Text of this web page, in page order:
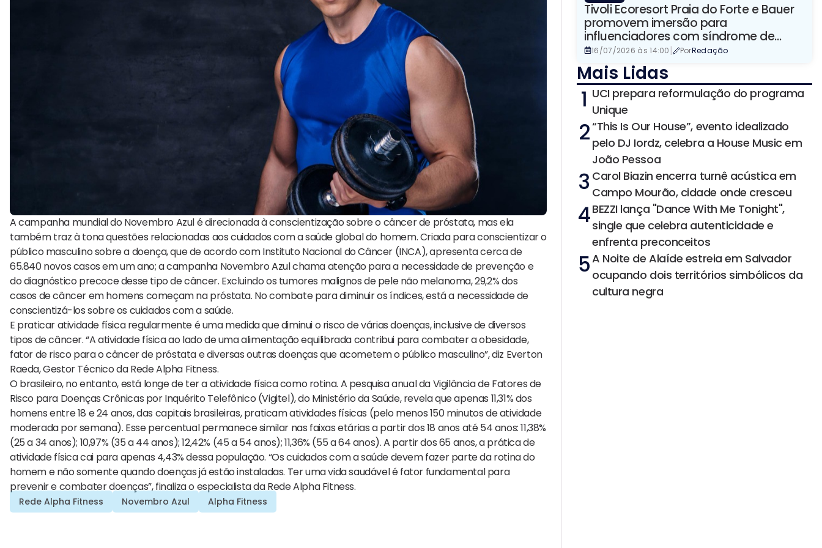
A campanha mundial do Novembro Azul é direcionada à conscientização sobre o câncer de próstata, mas ela
também traz à tona questões relacionadas aos cuidados com a saúde global do homem. Criada para conscientizar o
público masculino sobre a doença, que de acordo com Instituto Nacional do Câncer (INCA), apresenta cerca de
65.840 novos casos em um ano; a campanha Novembro Azul chama atenção para a necessidade de prevenção e
do diagnóstico precoce desse tipo de câncer. Excluindo os tumores malignos de pele não melanoma, 29,2% dos
casos de câncer em homens começam na próstata. No combate para diminuir os índices, está a necessidade de
conscientizá-los sobre os cuidados com a saúde.
E praticar atividade física regularmente é uma medida que diminui o risco de várias doenças, inclusive de diversos
tipos de câncer. “A atividade física ao lado de uma alimentação equilibrada contribui para combater a obesidade,
fator de risco para o câncer de próstata e diversas outras doenças que acometem o público masculino”, diz Everton
Raeda, Gestor Técnico da Rede Alpha Fitness.
O brasileiro, no entanto, está longe de ter a atividade física como rotina. A pesquisa anual da Vigilância de Fatores de
Risco para Doenças Crônicas por Inquérito Telefônico (Vigitel), do Ministério da Saúde, revela que apenas 11,31% dos
homens entre 18 e 24 anos, das capitais brasileiras, praticam atividades físicas (pelo menos 150 minutos de atividade
moderada por semana). Esse percentual permanece similar nas faixas etárias a partir dos 18 anos até 54 anos: 11,38%
(25 a 34 anos); 10,97% (35 a 44 anos); 12,42% (45 a 54 anos); 11,36% (55 a 64 anos). A partir dos 65 anos, a prática de
atividade física cai para apenas 4,43% dessa população. “Os cuidados com a saúde devem fazer parte da rotina do
homem e não somente quando doenças já estão instaladas. Ter uma vida saudável é fator fundamental para
prevenir e combater doenças”, finaliza o especialista da Rede Alpha Fitness.
Rede Alpha Fitness Novembro Azul Alpha Fitness
Tivoli Ecoresort Praia do Forte e Bauer
promovem imersão para
influenciadores com síndrome de
Down
16/07/2026 às 14:00 | PorRedação
Mais Lidas
1 UCI prepara reformulação do programa
Unique
2“This Is Our House”, evento idealizado
pelo DJ Iordz, celebra a House Music em
João Pessoa
3 Carol Biazin encerra turnê acústica em
Campo Mourão, cidade onde cresceu
4BEZZI lança "Dance With Me Tonight",
single que celebra autenticidade e
enfrenta preconceitos
5A Noite de Alaíde estreia em Salvador
ocupando dois territórios simbólicos da
cultura negra